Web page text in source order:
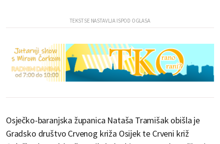
Osječko-baranjska županica Nataša Tramišak obišla je
Gradsko društvo Crvenog križa Osijek te Crveni križ